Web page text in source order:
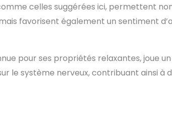
celles suggérées ici, permettent
favorisent également un sentiment
pour ses propriétés relaxantes, joue
le système nerveux, contribuant ainsi à